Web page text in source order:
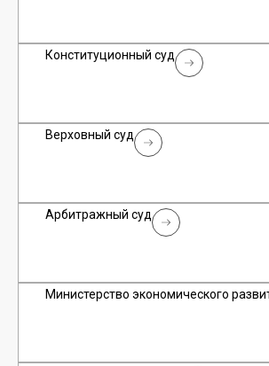
Конституционный суд
Верховный суд
Арбитражный суд
Министерство экономического